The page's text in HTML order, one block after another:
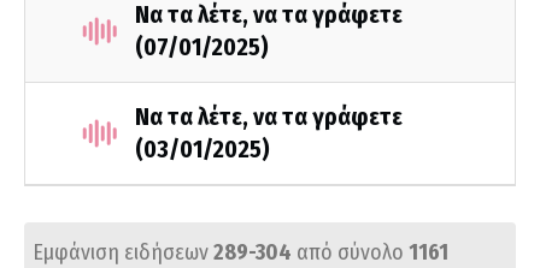
Να τα λέτε, να τα γράφετε
(07/01/2025)
Να τα λέτε, να τα γράφετε
(03/01/2025)
Εμφάνιση ειδήσεων289-304 από σύνολο 1161